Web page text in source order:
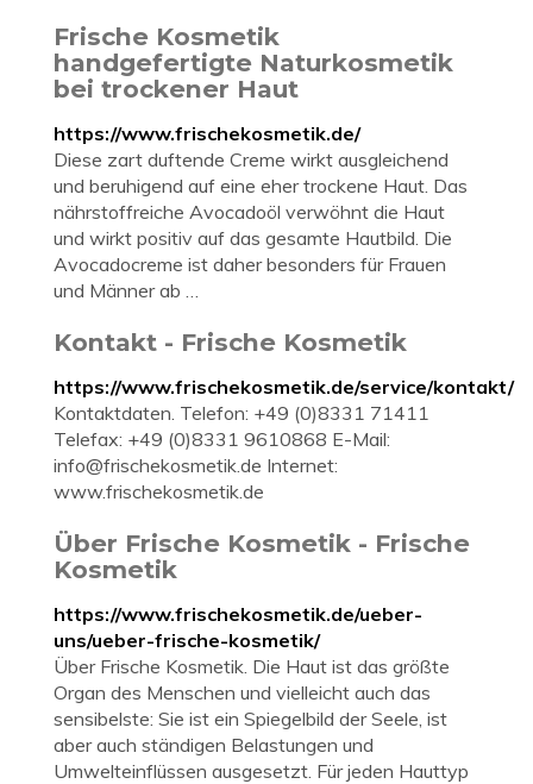
Frische Kosmetik
handgefertigte Naturkosmetik
bei trockener Haut
https://www.frischekosmetik.de/
Diese zart duftende Creme wirkt ausgleichend
und beruhigend auf eine eher trockene Haut. Das
nährstoffreiche Avocadoöl verwöhnt die Haut
und wirkt positiv auf das gesamte Hautbild. Die
Avocadocreme ist daher besonders für Frauen
und Männer ab …
Kontakt - Frische Kosmetik
https://www.frischekosmetik.de/service/kontakt/
Kontaktdaten. Telefon: +49 (0)8331 71411
Telefax: +49 (0)8331 9610868 E-Mail:
info@frischekosmetik.de Internet:
www.frischekosmetik.de
Über Frische Kosmetik - Frische
Kosmetik
https://www.frischekosmetik.de/ueber-
uns/ueber-frische-kosmetik/
Über Frische Kosmetik. Die Haut ist das größte
Organ des Menschen und vielleicht auch das
sensibelste: Sie ist ein Spiegelbild der Seele, ist
aber auch ständigen Belastungen und
Umwelteinflüssen ausgesetzt. Für jeden Hauttyp